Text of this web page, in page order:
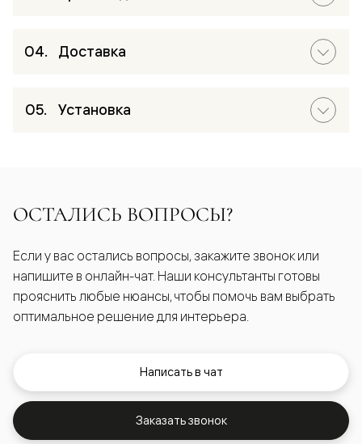
Доставка
Установка
ОСТАЛИСЬ ВОПРОСЫ?
Если у вас остались вопросы, закажите звонок или
напишите в онлайн-чат. Наши консультанты готовы
прояснить любые нюансы, чтобы помочь вам выбрать
оптимальное решение для интерьера.
Написать в чат
Заказать звонок